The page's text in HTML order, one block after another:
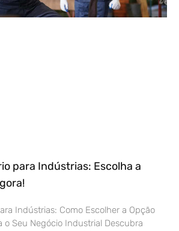
para Indústrias: Escolha a
Indústrias: Como Escolher a Opção
o Seu Negócio Industrial Descubra